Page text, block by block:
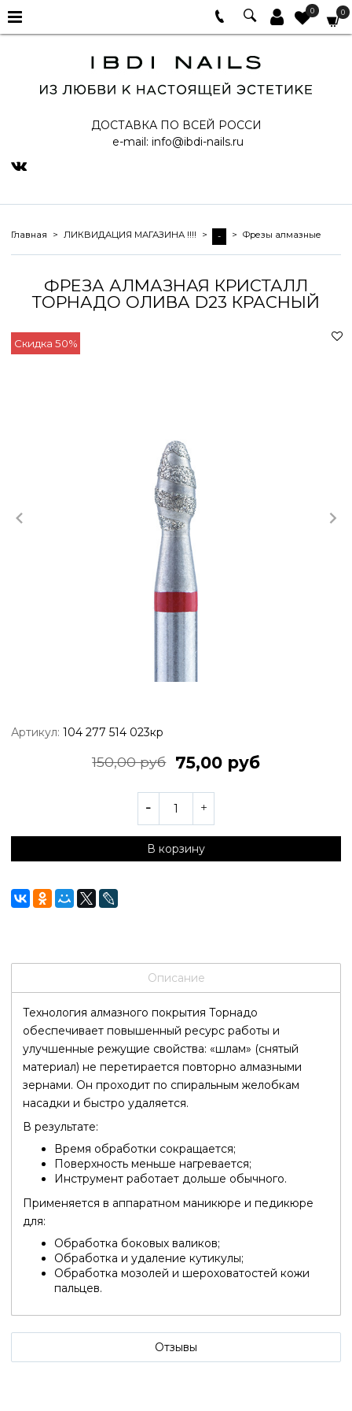
0 0
ДОСТАВКА ПО ВСЕЙ РОССИ
e-mail: info@ibdi-nails.ru
Главная ЛИКВИДАЦИЯ МАГАЗИНА !!!! - Фрезы алмазные
ФРЕЗА АЛМАЗНАЯ КРИСТАЛЛ
ТОРНАДО ОЛИВА D23 КРАСНЫЙ
Скидка 50%
Артикул: 104 277 514 023кр
150,00 руб 75,00 руб
В корзину
Описание
Технология алмазного покрытия Торнадо
обеспечивает повышенный ресурс работы и
улучшенные режущие свойства: «шлам» (снятый
материал) не перетирается повторно алмазными
зернами. Он проходит по спиральным желобкам
насадки и быстро удаляется.
В результате:
Время обработки сокращается;
Поверхность меньше нагревается;
Инструмент работает дольше обычного.
Применяется в аппаратном маникюре и педикюре
для:
Обработка боковых валиков;
Обработка и удаление кутикулы;
Обработка мозолей и шероховатостей кожи
пальцев.
Отзывы